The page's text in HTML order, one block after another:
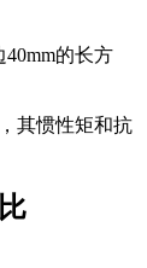
的长方
其惯性矩和抗